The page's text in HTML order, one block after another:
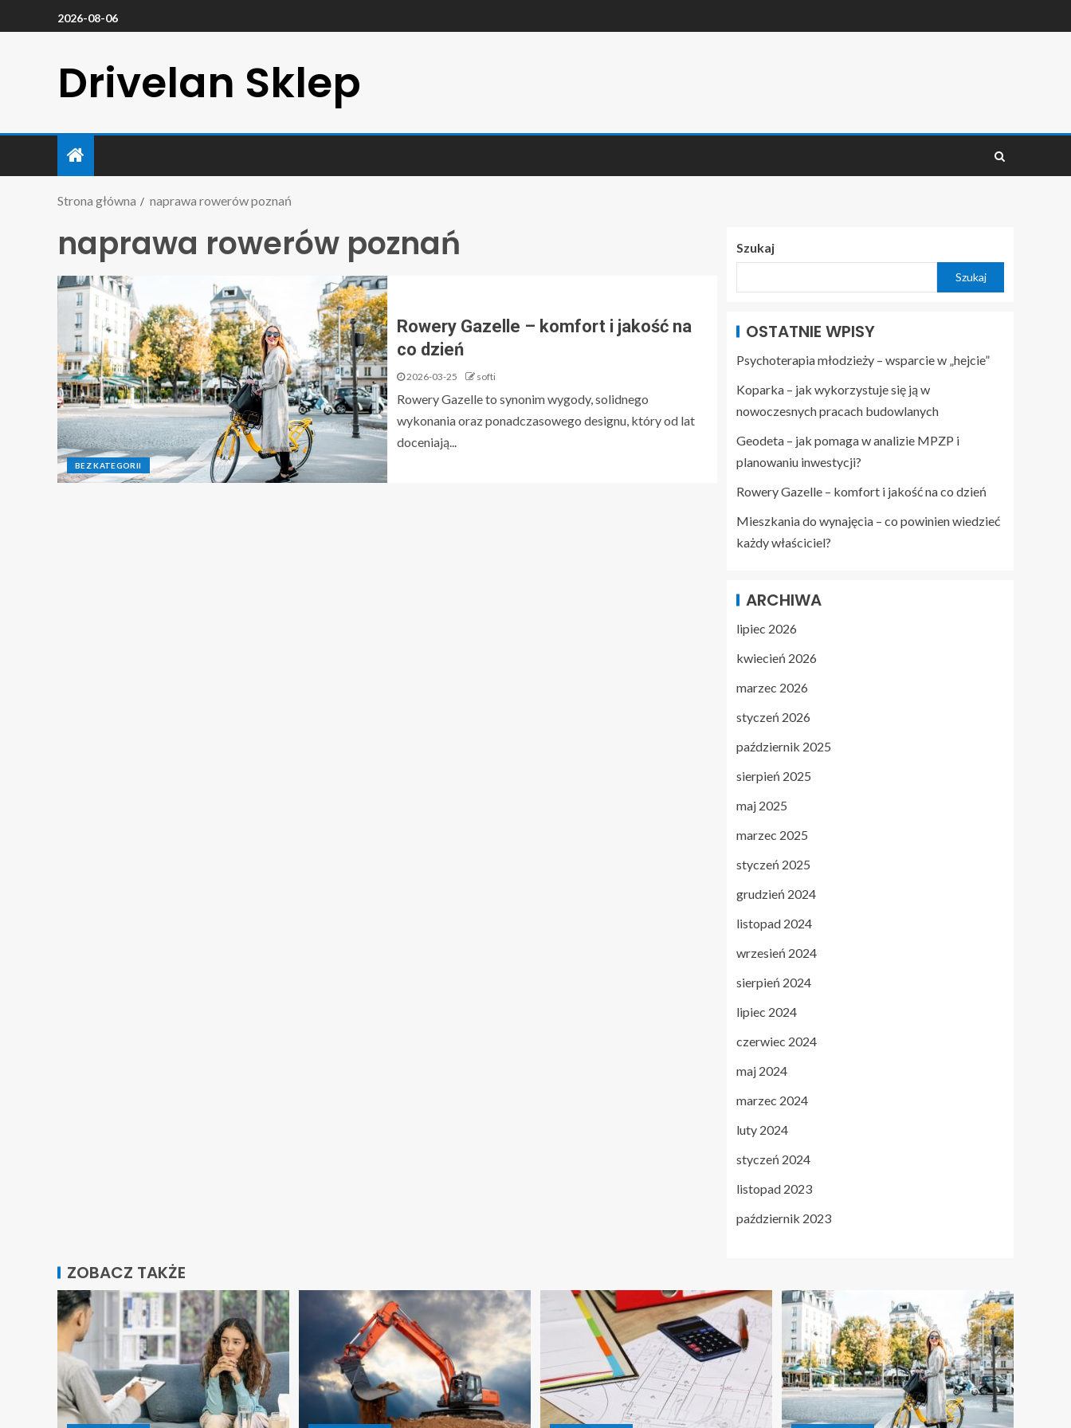
2026-08-06
Drivelan Sklep
Strona główna naprawa rowerów poznań
naprawa rowerów poznań
BEZ KATEGORII
Rowery Gazelle – komfort i jakość na
co dzień
2026-03-25 softi
Rowery Gazelle to synonim wygody, solidnego
wykonania oraz ponadczasowego designu, który od lat
doceniają...
Szukaj
Szukaj
OSTATNIE WPISY
Psychoterapia młodzieży – wsparcie w „hejcie”
Koparka – jak wykorzystuje się ją w
nowoczesnych pracach budowlanych
Geodeta – jak pomaga w analizie MPZP i
planowaniu inwestycji?
Rowery Gazelle – komfort i jakość na co dzień
Mieszkania do wynajęcia – co powinien wiedzieć
każdy właściciel?
ARCHIWA
lipiec 2026
kwiecień 2026
marzec 2026
styczeń 2026
październik 2025
sierpień 2025
maj 2025
marzec 2025
styczeń 2025
grudzień 2024
listopad 2024
wrzesień 2024
sierpień 2024
lipiec 2024
czerwiec 2024
maj 2024
marzec 2024
luty 2024
styczeń 2024
listopad 2023
październik 2023
ZOBACZ TAKŻE